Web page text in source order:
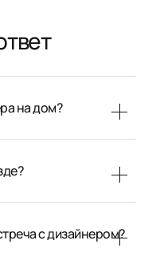
на дом?
с дизайнером?